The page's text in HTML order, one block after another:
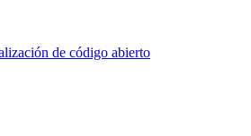
de código abierto